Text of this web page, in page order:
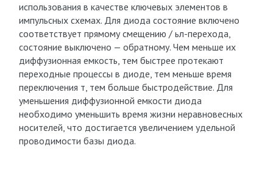
использования в качестве ключевых элементов в
импульсных схемах. Для диода состояние включено
соответствует прямому смещению / ьл-перехода,
состояние выключено — обратному. Чем меньше их
диффузионная емкость, тем быстрее протекают
переходные процессы в диоде, тем меньше время
переключения т, тем больше быстродействие. Для
уменьшения диффузионной емкости диода
необходимо уменьшить время жизни неравновесных
носителей, что достигается увеличением удельной
проводимости базы диода.